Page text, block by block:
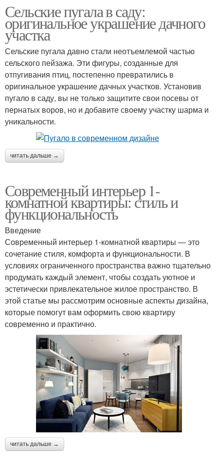
Сельские пугала в саду:
оригинальное украшение дачного
участка
Сельские пугала давно стали неотъемлемой частью
сельского пейзажа. Эти фигуры, созданные для
отпугивания птиц, постепенно превратились в
оригинальное украшение дачных участков. Установив
пугало в саду, вы не только защитите свои посевы от
пернатых воров, но и добавите своему участку шарма и
уникальности.
читать дальше →
Современный интерьер 1-
комнатной квартиры: стиль и
функциональность
Введение
Современный интерьер 1-комнатной квартиры — это
сочетание стиля, комфорта и функциональности. В
условиях ограниченного пространства важно тщательно
продумать каждый элемент, чтобы создать уютное и
эстетически привлекательное жилое пространство. В
этой статье мы рассмотрим основные аспекты дизайна,
которые помогут вам оформить свою квартиру
современно и практично.
читать дальше →